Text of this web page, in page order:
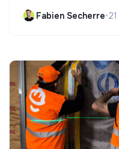
Fabien Secherre•